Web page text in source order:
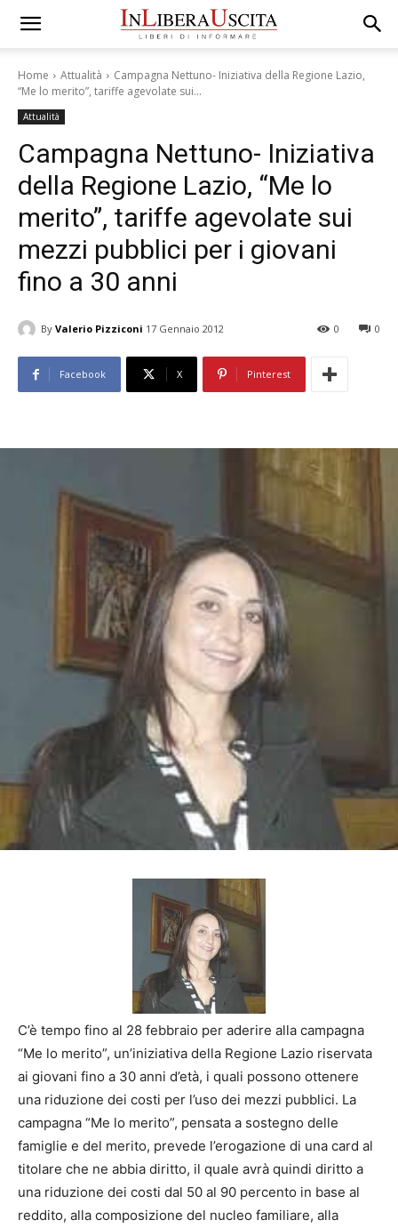
Home Attualità
Campagna Nettuno- Iniziativa della Regione Lazio,
“Me lo merito”, tariffe agevolate sui...
Attualità
Campagna Nettuno- Iniziativa
della Regione Lazio, “Me lo
merito”, tariffe agevolate sui
mezzi pubblici per i giovani
fino a 30 anni
By Valerio Pizziconi 17 Gennaio 2012 0
0
Facebook X Pinterest
C’è tempo fino al 28 febbraio per aderire alla campagna
“Me lo merito”, un’iniziativa della Regione Lazio riservata
ai giovani fino a 30 anni d’età, i quali possono ottenere
una riduzione dei costi per l’uso dei mezzi pubblici. La
campagna “Me lo merito”, pensata a sostegno delle
famiglie e del merito, prevede l’erogazione di una card al
titolare che ne abbia diritto, il quale avrà quindi diritto a
una riduzione dei costi dal 50 al 90 percento in base al
reddito, alla composizione del nucleo familiare, alla